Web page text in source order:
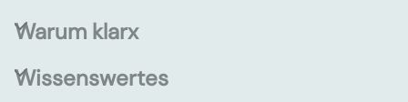
Warum klarx
Wissenswertes